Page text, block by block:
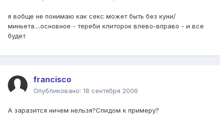
я вобще не понимаю как секс может быть без куни/
миньета....основное - тереби клиторок влево-вправо - и все
будет
francisco
Опубликовано: 18 сентября 2006
А заразится ничем нельзя?Спидом к примеру?